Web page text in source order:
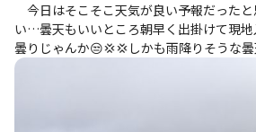
今日はそこそこ天気が良い予報だった
い…曇天もいいところ朝早く出掛けて現
曇りじゃんか😒💢💢しかも雨降りそうな
山なのに…💢💢💨 予定は温泉ヶ岳から根